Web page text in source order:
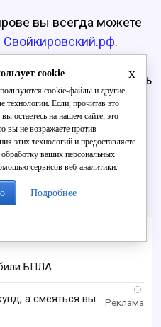
вы всегда можете
Свойкировский.рф.
показывает
ветра, вероятность
и геомагнитную
каждые 5
БПЛА
i
а смеяться вы
x
cookie
cookie-файлы и другие
технологии. Если, прочитав это
остаетесь на нашем сайте, это
вы не возражаете против
этих технологий и предоставляете
обработку ваших персональных
сервисов веб-аналитики.
Подробнее